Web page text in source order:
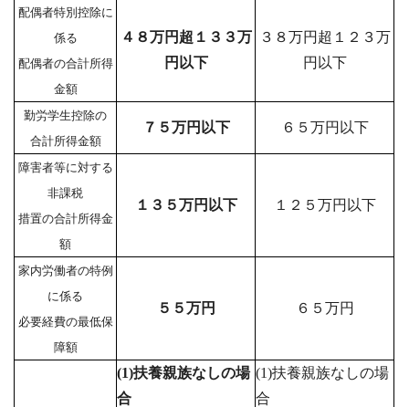
配偶者特別控除に
係る
配偶者の合計所得
金額
４８万円超１３３万
円以下
３８万円超１２３万
円以下
勤労学生控除の
合計所得金額
７５万円以下 ６５万円以下
障害者等に対する
非課税
措置の合計所得金
額
１３５万円以下 １２５万円以下
家内労働者の特例
に係る
必要経費の最低保
障額
５５万円 ６５万円
(1)扶養親族なしの場
合
(1)扶養親族なしの場
合